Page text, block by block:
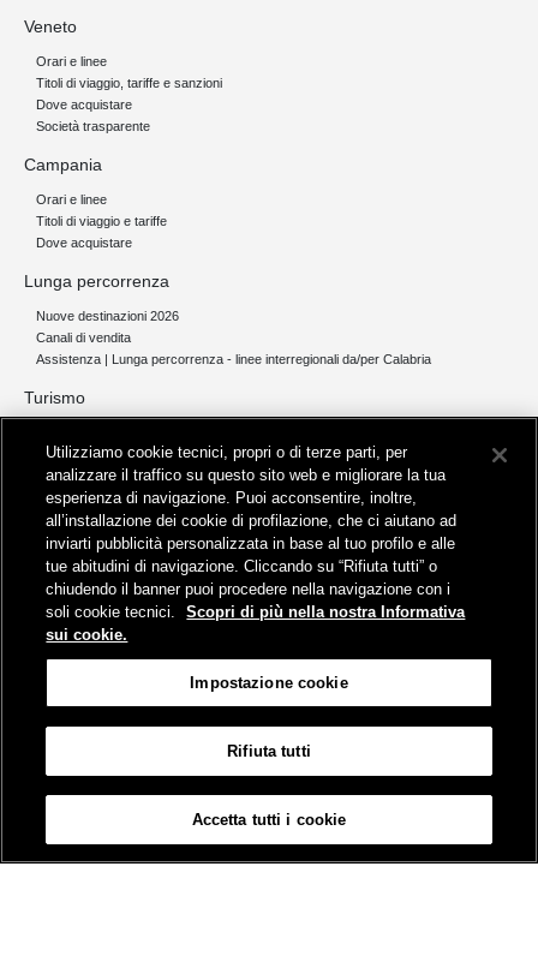
Veneto
Orari e linee
Titoli di viaggio, tariffe e sanzioni
Dove acquistare
Società trasparente
Campania
Orari e linee
Titoli di viaggio e tariffe
Dove acquistare
Lunga percorrenza
Nuove destinazioni 2026
Canali di vendita
Assistenza | Lunga percorrenza - linee interregionali da/per Calabria
Turismo
Servizi per aeroporti
Servizi di noleggio con conducente
Servizio di navigazione sul Lago Trasimeno
News e comunicati stampa
Comunicati stampa
Busitalia – Sita Nord
, Gruppo FS Italiane, è attiva nei servizi di
trasporto locale in Italia ed all'estero, che gestisce direttamente o
attraverso società controllate.
Viale Fratelli Rosselli, 80 - 50123 Firenze
© Gruppo FS Italiane 2019
Protezione dati personali
Partita Iva Busitalia - Sita Nord S.r.l. 06473721006
Utilizziamo cookie tecnici, propri o di terze parti, per
analizzare il traffico su questo sito web e migliorare la tua
esperienza di navigazione. Puoi acconsentire, inoltre,
all’installazione dei cookie di profilazione, che ci aiutano ad
inviarti pubblicità personalizzata in base al tuo profilo e alle
tue abitudini di navigazione. Cliccando su “Rifiuta tutti” o
chiudendo il banner puoi procedere nella navigazione con i
soli cookie tecnici.
Scopri di più nella nostra Informativa
sui cookie.
Impostazione cookie
Rifiuta tutti
Accetta tutti i cookie